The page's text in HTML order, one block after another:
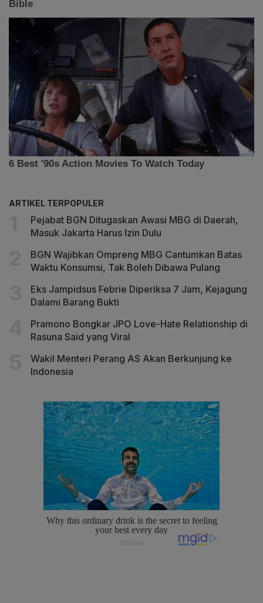
ARTIKEL TERPOPULER
Pejabat BGN Ditugaskan Awasi MBG di Daerah,
Masuk Jakarta Harus Izin Dulu
BGN Wajibkan Ompreng MBG Cantumkan Batas
Waktu Konsumsi, Tak Boleh Dibawa Pulang
Eks Jampidsus Febrie Diperiksa 7 Jam, Kejagung
Dalami Barang Bukti
Pramono Bongkar JPO Love-Hate Relationship di
Rasuna Said yang Viral
Wakil Menteri Perang AS Akan Berkunjung ke
Indonesia